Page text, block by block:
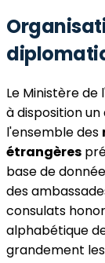
Le Ministère
à disposition
l'ensemble des
étrangères
base de
des
consulats
alphabétique
grandement